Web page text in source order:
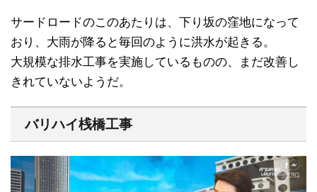
サードロードのこのあたりは、下り坂の窪地になって
おり、大雨が降ると毎回のように洪水が起きる。
大規模な排水工事を実施しているものの、まだ改善し
きれていないようだ。
バリハイ桟橋工事